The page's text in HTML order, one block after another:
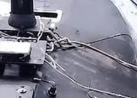
національна економіка
Зохіу документ.